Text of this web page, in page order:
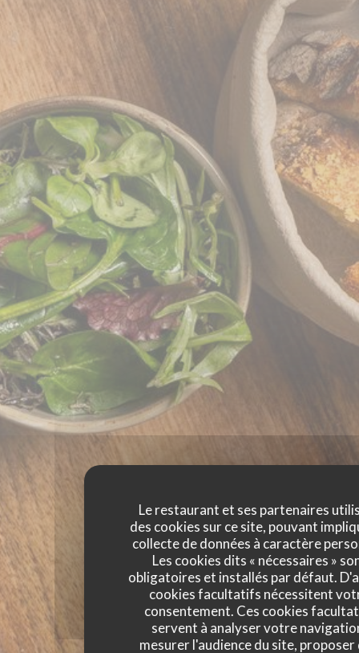
Le restaurant et ses partenaires
des cookies sur ce site, pouvant
collecte de données à caractère
Les cookies dits « nécessaires »
obligatoires et installés par défaut.
cookies facultatifs nécessitent
consentement. Ces cookies
servent à analyser votre
mesurer l'audience du site, proposer